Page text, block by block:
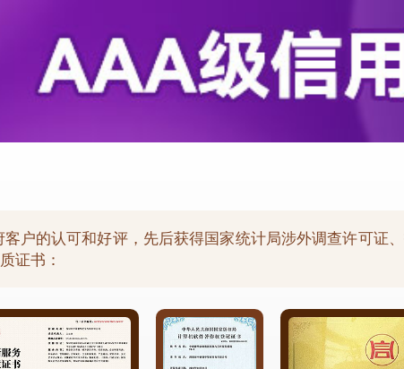
户的认可和好评，先后获得国家统计局涉外调查许可证
证书：